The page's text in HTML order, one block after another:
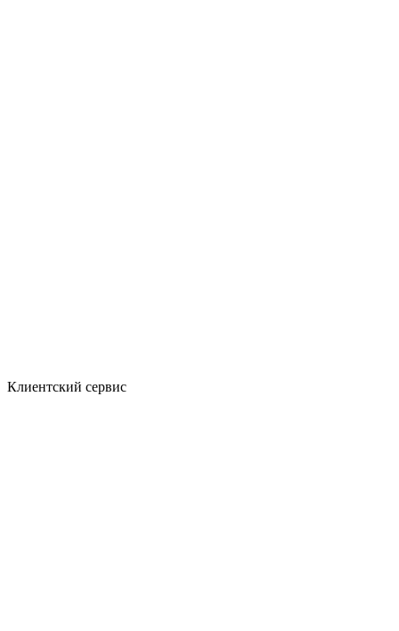
Клиентский сервис